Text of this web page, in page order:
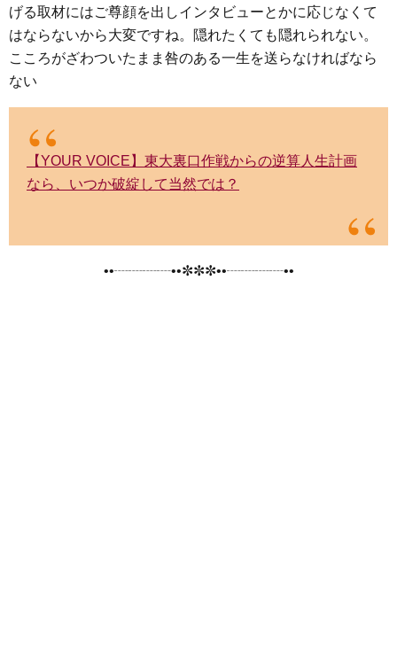
げる取材にはご尊顔を出しインタビューとかに応じなくて
はならないから大変ですね。隠れたくても隠れられない。
こころがざわついたまま咎のある一生を送らなければなら
ない
【YOUR VOICE】東大裏口作戦からの逆算人生計画
なら、いつか破綻して当然では？
••┈┈┈┈••✼✼✼••┈┈┈┈••